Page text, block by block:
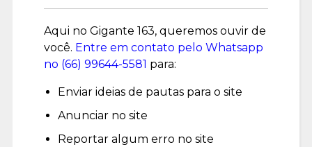
Aqui no Gigante 163, queremos ouvir de
você. Entre em contato pelo Whatsapp
no (66) 99644-5581 para:
Enviar ideias de pautas para o site
Anunciar no site
Reportar algum erro no site